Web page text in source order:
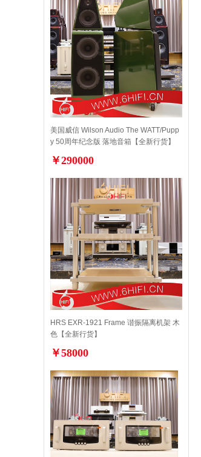
美国威信 Wilson Audio The WATT/Pupp
y 50周年纪念版 落地音箱【全新行货】
￥290000
HRS EXR-1921 Frame 谐振隔离机架 木
色【全新行货】
￥58000